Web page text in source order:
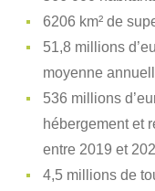
6206 km² de
51,8 millions
moyenne
536 millions
hébergement et
entre 2019 et
4,5 millions de